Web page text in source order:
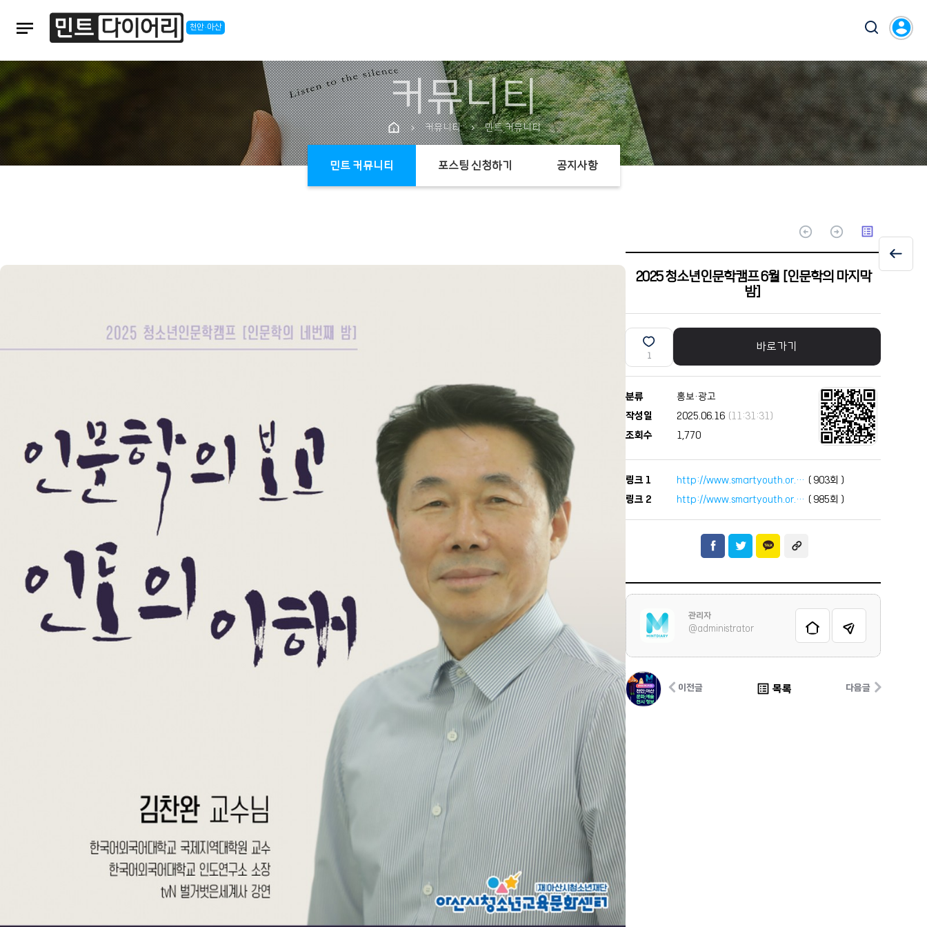
notes 천안·아산 account_circle
커뮤니티
chevron_right 커뮤니티 chevron_right 민트 커뮤니티
민트 커뮤니티 포스팅 신청하기 공지사항
arrow_circle_up arrow_circle_up list_alt
2025 청소년인문학캠프 6월 [인문학의 마지막
밤]
1
바로가기
분류
홍보·광고
작성일
2025.06.16 (11:31:31)
조회수
1,770
링크 1 http://www.smartyouth.or.… ( 903회 )
링크 2
http://www.smartyouth.or.… ( 985회 )
관리자
@administrator
이전글 list_alt 목록 다음글